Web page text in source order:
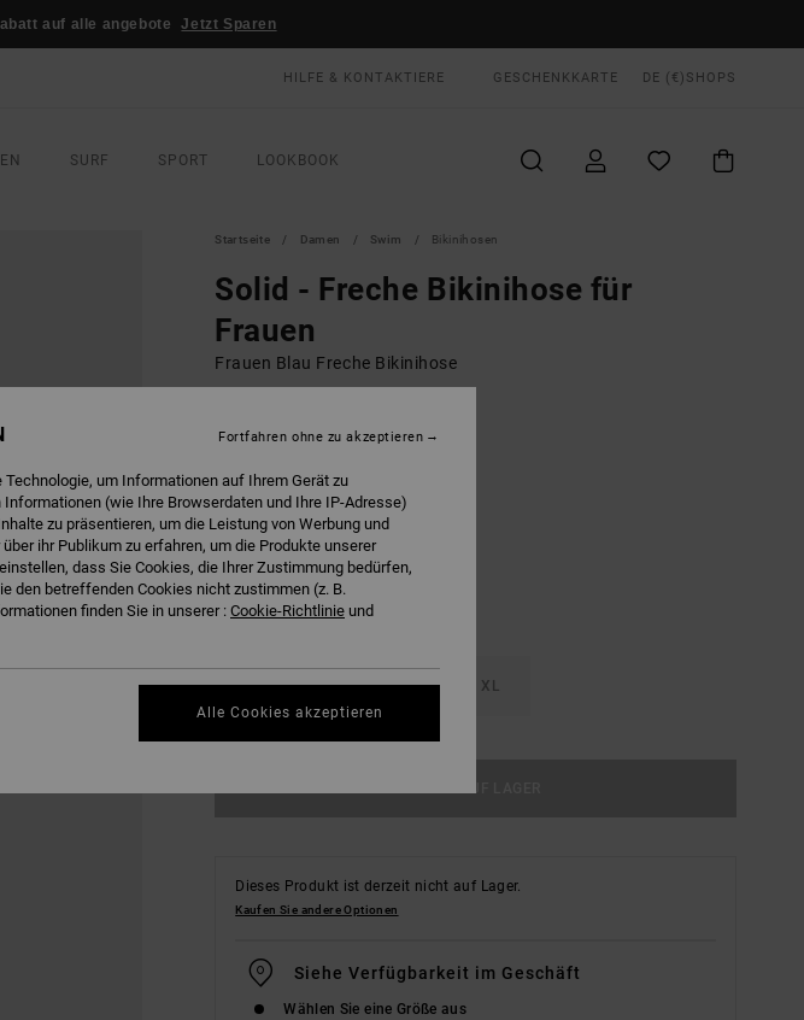
auf alle angebote Jetzt Sparen
HILFE & KONTAKTIERE GESCHENKKARTE DE (€) SHOPS
SURF SPORT LOOKBOOK
Startseite Damen Swim Bikinihosen
Solid - Freche Bikinihose für
Frauen
Frauen Blau Freche Bikinihose
40,00 €
FARBEEnamel Blue
S M L XL
Dieses Produkt ist derzeit nicht auf Lager.
Kaufen Sie andere Optionen
Siehe Verfügbarkeit im Geschäft
Wählen Sie eine Größe aus
um Informationen auf Ihrem Gerät zu
(wie Ihre Browserdaten und Ihre IP-Adresse)
zu präsentieren, um die Leistung von Werbung und
ihr Publikum zu erfahren, um die Produkte unserer
dass Sie Cookies, die Ihrer Zustimmung bedürfen,
den betreffenden Cookies nicht zustimmen (z. B.
finden Sie in unserer : Cookie-Richtlinie und
Fortfahren ohne zu akzeptieren
Alle Cookies akzeptieren